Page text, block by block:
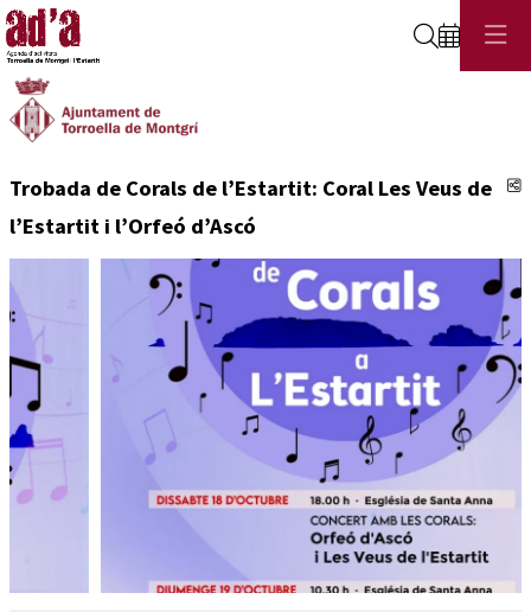
Cerca
Trobada de Corals de l’Estartit: Coral Les Veus de
l’Estartit i l’Orfeó d’Ascó